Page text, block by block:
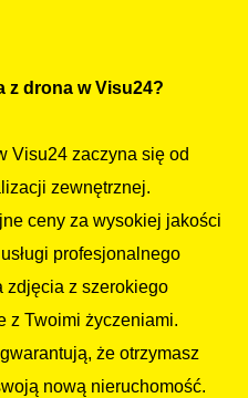
z drona w Visu24?
Visu24 zaczyna się od
zewnętrznej.
ceny za wysokiej jakości
profesjonalnego
zdjęcia z szerokiego
z Twoimi życzeniami.
że otrzymasz
nową nieruchomość.